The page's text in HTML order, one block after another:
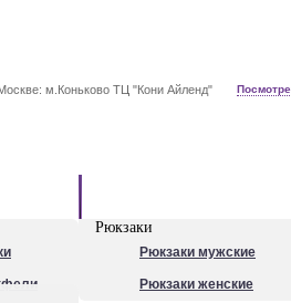
м.Коньково ТЦ "Кони Айленд"
Рюкзаки
Рюкзаки мужские
Рюкзаки женские